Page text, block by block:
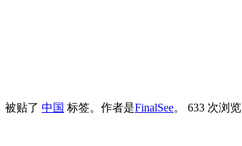
被贴了 中国 标签。 作者是FinalSee。 633 次浏览